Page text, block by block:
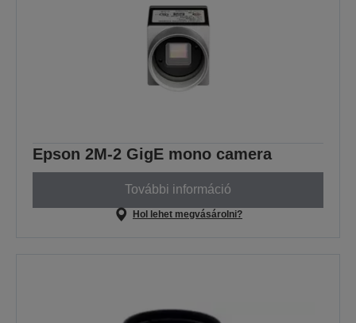
Epson 2M-2 GigE mono camera
További információ
Hol lehet megvásárolni?